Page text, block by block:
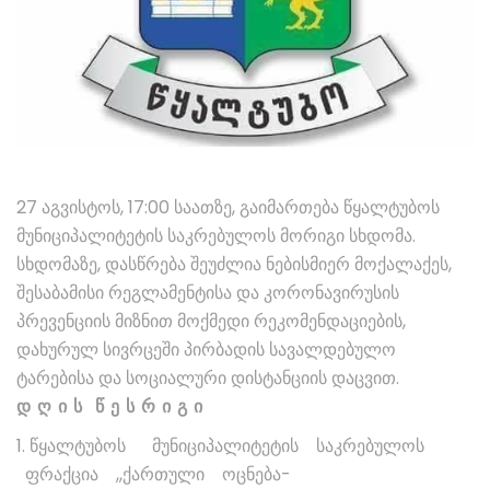
27 აგვისტოს, 17:00 საათზე, გაიმართება წყალტუბოს
მუნიციპალიტეტის საკრებულოს მორიგი სხდომა.
სხდომაზე, დასწრება შეუძლია ნებისმიერ მოქალაქეს,
შესაბამისი რეგლამენტისა და კორონავირუსის
პრევენციის მიზნით მოქმედი რეკომენდაციების,
დახურულ სივრცეში პირბადის სავალდებულო
ტარებისა და სოციალური დისტანციის დაცვით.
დ ღ ი ს წ ე ს რ ი გ ი
1. წყალტუბოს მუნიციპალიტეტის საკრებულოს
ფრაქცია ,,ქართული ოცნება-